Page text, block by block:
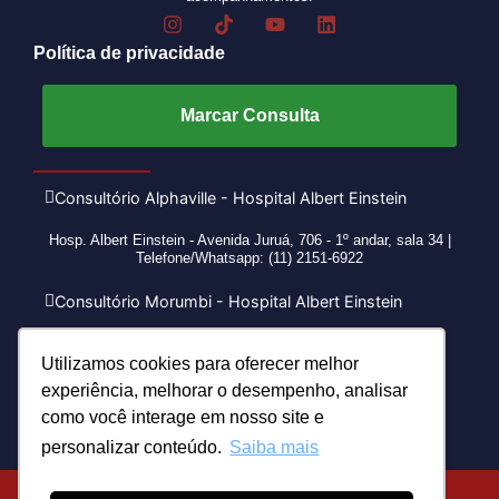
Utilizamos cookies para oferecer melhor
experiência, melhorar o desempenho, analisar
como você interage em nosso site e
personalizar conteúdo. Saiba mais
Política de privacidade
Marcar Consulta
Consultório Alphaville - Hospital Albert Einstein
Hosp. Albert Einstein - Avenida Juruá, 706 - 1º andar, sala 34 |
Telefone/Whatsapp: (11) 2151-6922
Consultório Morumbi - Hospital Albert Einstein